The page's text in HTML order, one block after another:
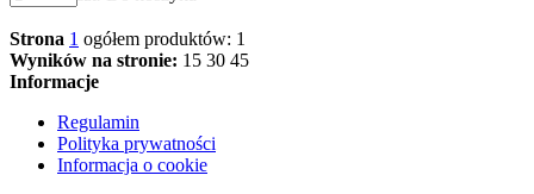
Strona 1 ogółem produktów: 1
Wyników na stronie: 15 30 45
Informacje
Regulamin
Polityka prywatności
Informacja o cookie